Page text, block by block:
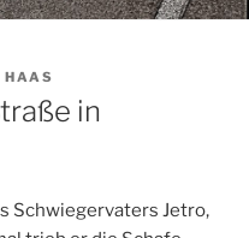
HAAS
in
Schwiegervaters Jetro,